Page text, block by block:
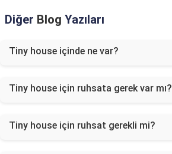
Diğer Blog Yazıları
Tiny house içinde ne var?
Tiny house için ruhsata gerek var mı?
Tiny house için ruhsat gerekli mi?